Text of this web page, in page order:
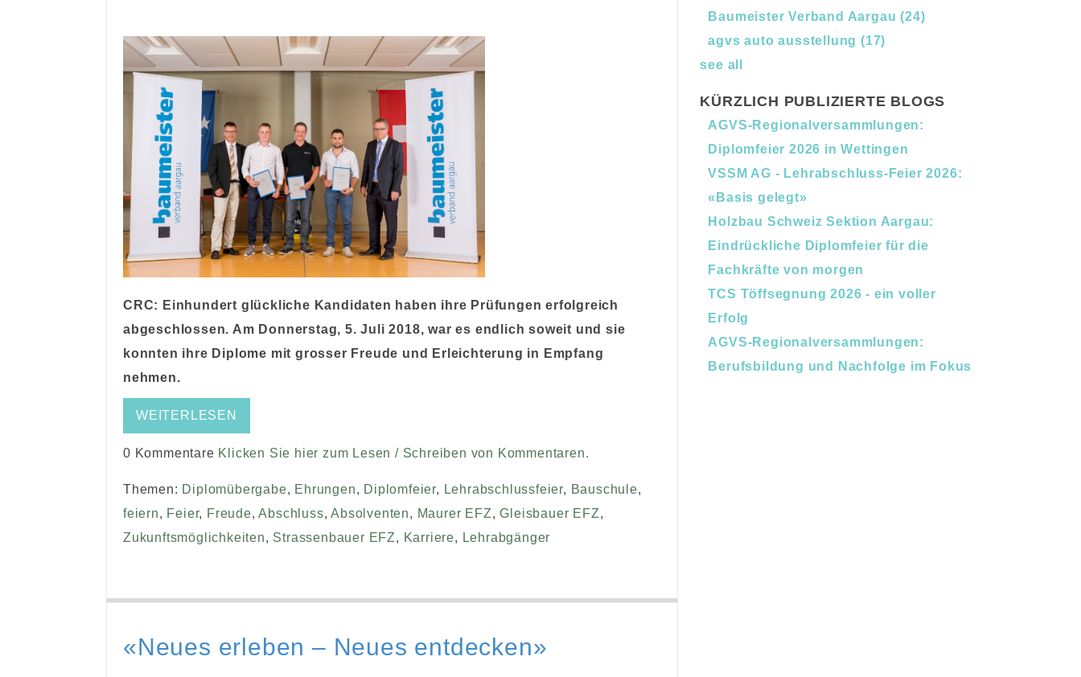
CRC: Einhundert glückliche Kandidaten haben ihre Prüfungen erfolgreich
abgeschlossen. Am Donnerstag, 5. Juli 2018, war es endlich soweit und sie
konnten ihre Diplome mit grosser Freude und Erleichterung in Empfang
nehmen.
WEITERLESEN
0 Kommentare Klicken Sie hier zum Lesen / Schreiben von Kommentaren.
Themen: Diplomübergabe, Ehrungen, Diplomfeier, Lehrabschlussfeier, Bauschule,
feiern, Feier, Freude,Abschluss,Absolventen, Maurer EFZ,Gleisbauer EFZ,
Zukunftsmöglichkeiten, Strassenbauer EFZ, Karriere, Lehrabgänger
«Neues erleben – Neues entdecken»
Baumeister Verband Aargau(24)
agvs auto ausstellung(17)
see all
KÜRZLICH PUBLIZIERTE BLOGS
AGVS-Regionalversammlungen:
Diplomfeier 2026 in Wettingen
VSSM AG - Lehrabschluss-Feier 2026:
«Basis gelegt»
Holzbau Schweiz Sektion Aargau:
Eindrückliche Diplomfeier für die
Fachkräfte von morgen
TCS Töffsegnung 2026 - ein voller
Erfolg
AGVS-Regionalversammlungen:
Berufsbildung und Nachfolge im Fokus